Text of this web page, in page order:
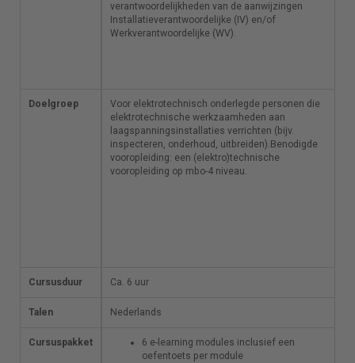
taken en
verantwoordelijkheden van
de aanwijzingen
Doelgroep
Voor elektrotechnisch
onderlegde personen die
elektrotechnische
werkzaamheden aan
laagspanningsinstallaties
verrichten (bijv. inspecteren,
Cursusduur Ca. 6 uur
Talen Nederlands
Cursuspakket
6 e-learning modules
inclusief een
verantwoordelijkheden van de aanwijzingen
Installatieverantwoordelijke (IV) en/of
Werkverantwoordelijke (WV).
Voor elektrotechnisch onderlegde personen die
elektrotechnische werkzaamheden aan
laagspanningsinstallaties verrichten (bijv.
inspecteren, onderhoud, uitbreiden).Benodigde
vooropleiding: een (elektro)technische
vooropleiding op mbo-4 niveau.
Ca. 6 uur
Nederlands
6 e-learning modules inclusief een
oefentoets per module